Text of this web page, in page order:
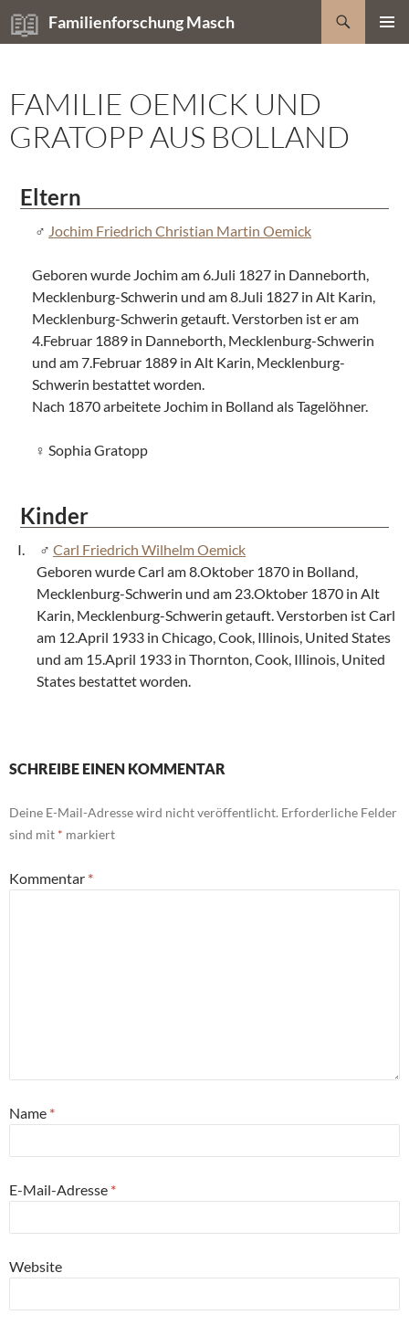
Zum
Inhalt
Familienforschung Masch
Suchen
FAMILIE OEMICK UND
GRATOPP AUS BOLLAND
Eltern
Jochim Friedrich Christian Martin Oemick
Geboren wurde Jochim am 6.Juli 1827 in Danneborth,
Mecklenburg-Schwerin und am 8.Juli 1827 in Alt Karin,
Mecklenburg-Schwerin getauft. Verstorben ist er am
4.Februar 1889 in Danneborth, Mecklenburg-Schwerin
und am 7.Februar 1889 in Alt Karin, Mecklenburg-
Schwerin bestattet worden.
Nach 1870 arbeitete Jochim in Bolland als Tagelöhner.
Sophia Gratopp
Kinder
Carl Friedrich Wilhelm Oemick
Geboren wurde Carl am 8.Oktober 1870 in Bolland,
Mecklenburg-Schwerin und am 23.Oktober 1870 in Alt
Karin, Mecklenburg-Schwerin getauft. Verstorben ist Carl
am 12.April 1933 in Chicago, Cook, Illinois, United States
und am 15.April 1933 in Thornton, Cook, Illinois, United
States bestattet worden.
SCHREIBE EINEN KOMMENTAR
Deine E-Mail-Adresse wird nicht veröffentlicht. Erforderliche Felder
sind mit * markiert
Kommentar *
Name *
E-Mail-Adresse *
Website